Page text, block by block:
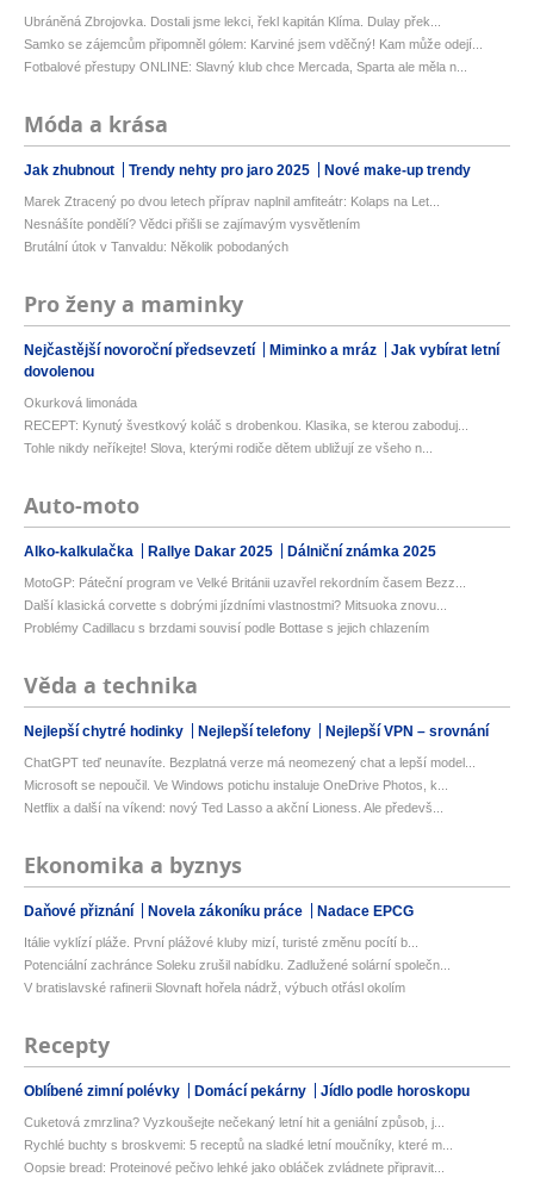
Ubráněná Zbrojovka. Dostali jsme lekci, řekl kapitán Klíma. Dulay přek...
Samko se zájemcům připomněl gólem: Karviné jsem vděčný! Kam může odejí...
Fotbalové přestupy ONLINE: Slavný klub chce Mercada, Sparta ale měla n...
Móda a krása
Jak zhubnout Trendy nehty pro jaro 2025 Nové make-up trendy
Marek Ztracený po dvou letech příprav naplnil amfiteátr: Kolaps na Let...
Nesnášíte pondělí? Vědci přišli se zajímavým vysvětlením
Brutální útok v Tanvaldu: Několik pobodaných
Pro ženy a maminky
Nejčastější novoroční předsevzetí Miminko a mráz
Jak vybírat letní
dovolenou
Okurková limonáda
RECEPT: Kynutý švestkový koláč s drobenkou. Klasika, se kterou zaboduj...
Tohle nikdy neříkejte! Slova, kterými rodiče dětem ubližují ze všeho n...
Auto-moto
Alko-kalkulačka Rallye Dakar 2025 Dálniční známka 2025
MotoGP: Páteční program ve Velké Británii uzavřel rekordním časem Bezz...
Další klasická corvette s dobrými jízdními vlastnostmi? Mitsuoka znovu...
Problémy Cadillacu s brzdami souvisí podle Bottase s jejich chlazením
Věda a technika
Nejlepší chytré hodinky Nejlepší telefony Nejlepší VPN – srovnání
ChatGPT teď neunavíte. Bezplatná verze má neomezený chat a lepší model...
Microsoft se nepoučil. Ve Windows potichu instaluje OneDrive Photos, k...
Netflix a další na víkend: nový Ted Lasso a akční Lioness. Ale předevš...
Ekonomika a byznys
Daňové přiznání Novela zákoníku práce Nadace EPCG
Itálie vyklízí pláže. První plážové kluby mizí, turisté změnu pocítí b...
Potenciální zachránce Soleku zrušil nabídku. Zadlužené solární společn...
V bratislavské rafinerii Slovnaft hořela nádrž, výbuch otřásl okolím
Recepty
Oblíbené zimní polévky Domácí pekárny Jídlo podle horoskopu
Cuketová zmrzlina? Vyzkoušejte nečekaný letní hit a geniální způsob, j...
Rychlé buchty s broskvemi: 5 receptů na sladké letní moučníky, které m...
Oopsie bread: Proteinové pečivo lehké jako obláček zvládnete připravit...